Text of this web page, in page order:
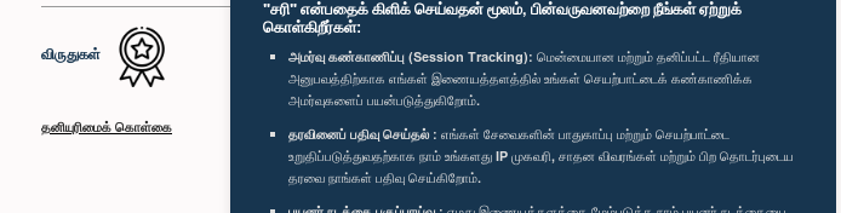
"சரி" என்பதைக் கிளிக் செய்வதன் மூலம், பின்வருவனவற்றை நீங்கள் ஏற்றுக்
கொள்கிறீர்கள்:
அமர்வு கண்காணிப்பு (Session Tracking): மென்மையான மற்றும் தனிப்பட்ட ரீதியான
அனுபவத்திற்காக எங்கள் இணையத்தளத்தில் உங்கள் செயற்பாட்டைக் கண்காணிக்க
அமர்வுகளைப் பயன்படுத்துகிறோம்.
தரவினைப் பதிவு செய்தல் : எங்கள் சேவைகளின் பாதுகாப்பு மற்றும் செயற்பாட்டை
உறுதிப்படுத்துவதற்காக நாம் உங்களது IP முகவரி, சாதன விவரங்கள் மற்றும் பிற தொடர்புடைய
தரவை நாங்கள் பதிவு செய்கிறோம்.
விருதுகள்
தனியுரிமைக் கொள்கை